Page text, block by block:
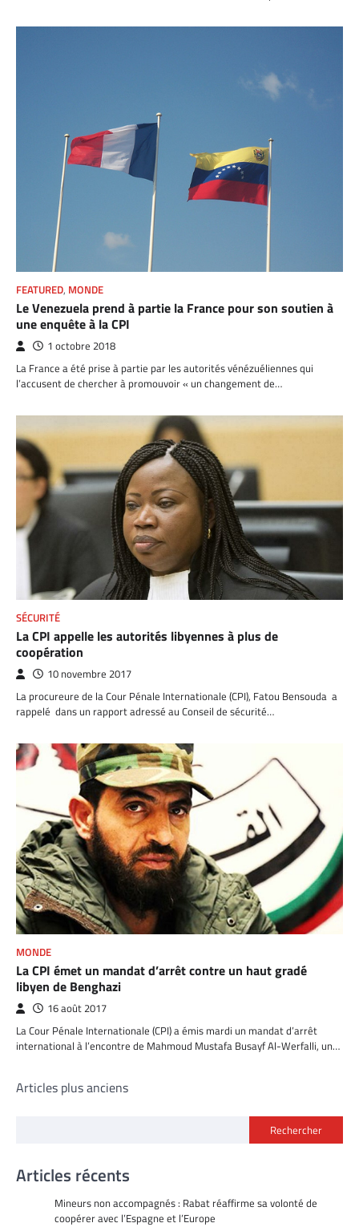
FEATURED, MONDE
Le Venezuela prend à partie la France pour son soutien à
une enquête à la CPI
1 octobre 2018
La France a été prise à partie par les autorités vénézuéliennes qui
l’accusent de chercher à promouvoir « un changement de…
SÉCURITÉ
La CPI appelle les autorités libyennes à plus de
coopération
10 novembre 2017
La procureure de la Cour Pénale Internationale (CPI), Fatou Bensouda a
rappelé dans un rapport adressé au Conseil de sécurité…
MONDE
La CPI émet un mandat d’arrêt contre un haut gradé
libyen de Benghazi
16 août 2017
La Cour Pénale Internationale (CPI) a émis mardi un mandat d’arrêt
international à l’encontre de Mahmoud Mustafa Busayf Al-Werfalli, un…
Navigation
Articles plus anciens
Rechercher
Articles récents
Mineurs non accompagnés : Rabat réaffirme sa volonté de
coopérer avec l’Espagne et l’Europe